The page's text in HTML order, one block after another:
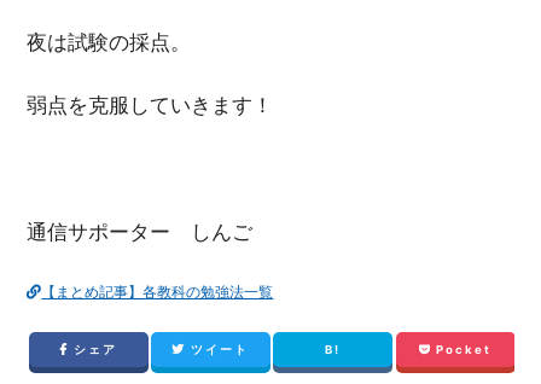
夜は試験の採点。
弱点を克服していきます！
通信サポーター しんご
【まとめ記事】各教科の勉強法一覧
シェア ツイート B! Pocket